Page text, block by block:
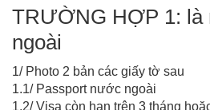
TRƯỜNG HỢP 1:
ngoài
1/ Photo 2 bản các giấy tờ sau
1.1/ Passport nước ngoài
1.2/ Visa còn hạn trên 3 tháng